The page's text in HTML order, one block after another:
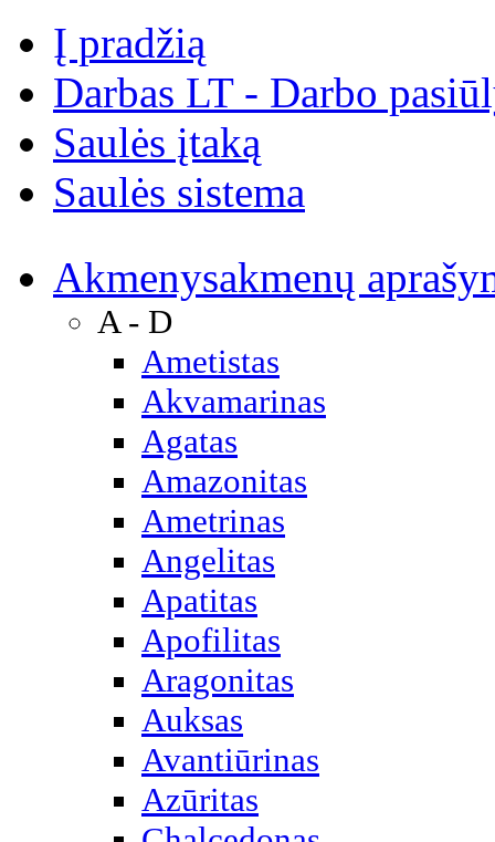
Į pradžią
Darbas LT - Darbo
Saulės įtaką
Saulės sistema
Akmenysakmenų
A - D
Ametistas
Akvamarinas
Agatas
Amazonitas
Ametrinas
Angelitas
Apatitas
Apofilitas
Aragonitas
Auksas
Avantiūrinas
Azūritas